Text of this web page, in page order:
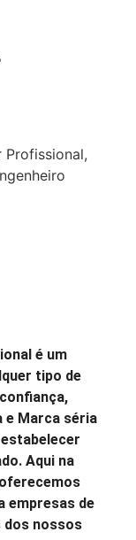
é um
tipo de
e Marca séria
Aqui na
empresas de
dos nossos